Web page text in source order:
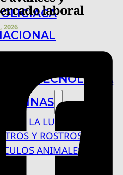
Y TECNOLOGÍA
BAJO LA LUPA
Y ROSTROS
ANIMALES
laboral
2026